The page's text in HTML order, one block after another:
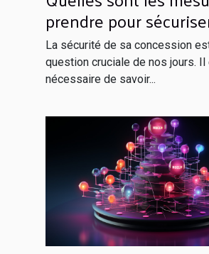
prendre pour
domicile ?
La sécurité de sa concession
question cruciale de nos jours. Il
nécessaire de savoir...